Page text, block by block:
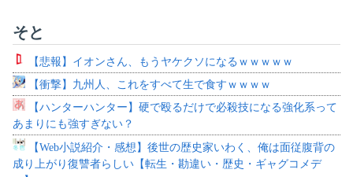
そと
【悲報】イオンさん、もうヤケクソになるｗｗｗｗｗ
【衝撃】九州人、これをすべて生で食すｗｗｗｗ
【ハンターハンター】硬で殴るだけで必殺技になる強化系って
あまりにも強すぎない？
【Web小説紹介・感想】後世の歴史家いわく、俺は面従腹背の
成り上がり復讐者らしい【転生・勘違い・歴史・ギャグコメデ